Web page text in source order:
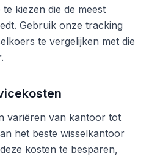
kiezen die de meest
Gebruik onze tracking
te vergelijken met die
variëren van kantoor tot
het beste wisselkantoor
kosten te besparen,